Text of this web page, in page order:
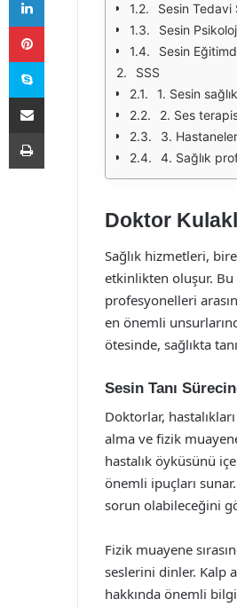
Sesin Tedavi
Sesin
Sesin
SSS
1. Sesin
2. Ses
3.
4. Sağlık
Doktor
Sağlık hizmetleri,
etkinlikten oluşur.
profesyonelleri
en önemli
ötesinde, sağlıkta
Sesin Tanı
Doktorlar,
alma ve fizik
hastalık öyküsünü
önemli ipuçları
sorun olabileceğini
Fizik muayene
seslerini dinler. Kalp
hakkında önemli
Pinterest
Skype
E-Posta ile paylaş